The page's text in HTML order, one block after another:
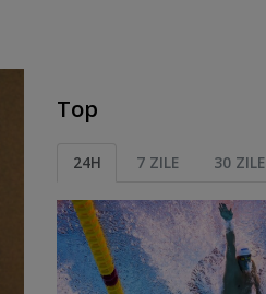
Top
24H 7 ZILE 30 ZILE